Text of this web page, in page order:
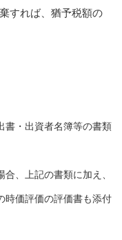
すれば、猶予税額の
書・出資者名簿等の書類
合、上記の書類に加え、
時価評価の評価書も添付